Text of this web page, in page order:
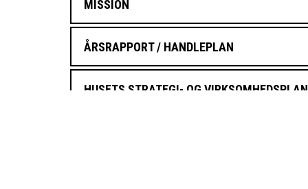
MISSION
ÅRSRAPPORT / HANDLEPLAN
HUSETS STRATEGI- OG